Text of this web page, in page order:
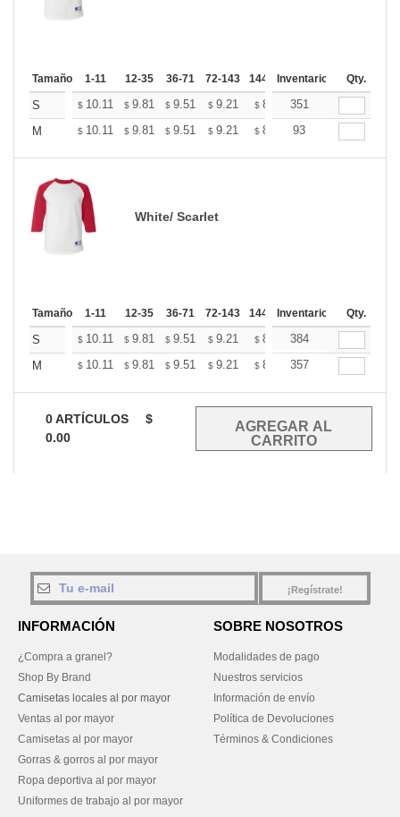
Tamaño 1-11 12-35 36-71 72-143 144-287 288 + Mas
Inventario Qty.
S $ 10.11 $ 9.81 $ 9.51 $ 9.21 $ 8.91 $8.76
351
M
$ 10.11 $ 9.81 $ 9.51 $ 9.21 $ 8.91 $
93
White/ Scarlet
Tamaño 1-11 12-35 36-71 72-143 144-287 288 + Mas
Inventario Qty.
S $ 10.11 $ 9.81 $ 9.51 $ 9.21 $ 8.91 $8.76
384
M
$ 10.11 $ 9.81 $ 9.51 $ 9.21 $ 8.91 $8.76
357
0ARTÍCULOS
$
0.00
¡Regístrate!
INFORMACIÓN
¿Compra a granel?
Shop By Brand
Camisetas locales al por mayor
Ventas al por mayor
Camisetas al por mayor
Gorras & gorros al por mayor
Ropa deportiva al por mayor
Uniformes de trabajo al por mayor
SOBRE NOSOTROS
Modalidades de pago
Nuestros servicios
Información de envío
Política de Devoluciones
Términos & Condiciones